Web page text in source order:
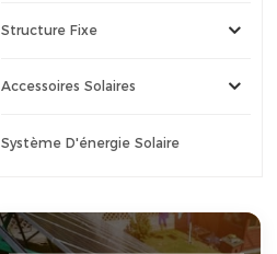
Structure Fixe
Accessoires Solaires
Système D'énergie Solaire